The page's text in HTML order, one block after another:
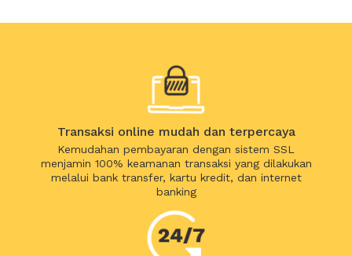
Transaksi online mudah dan terpercaya
Kemudahan pembayaran dengan sistem SSL
menjamin 100% keamanan transaksi yang dilakukan
melalui bank transfer, kartu kredit, dan internet
banking